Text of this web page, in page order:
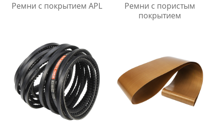
Ремни с покрытием APL
Ремни с пористым
покрытием